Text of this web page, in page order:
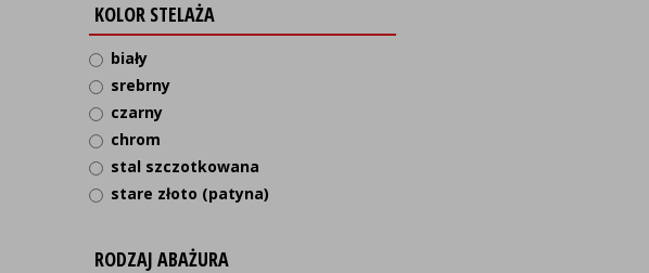
KOLOR STELAŻA
biały
srebrny
czarny
chrom
stal szczotkowana
stare złoto (patyna)
RODZAJ ABAŻURA